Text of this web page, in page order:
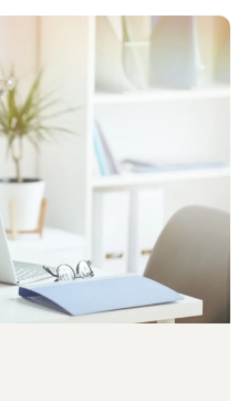
Administration und